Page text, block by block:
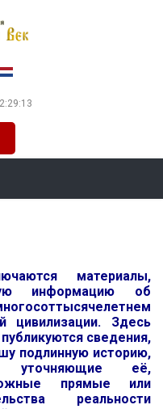
материалы,
информацию об
Здесь
сведения,
подлинную историю,
уточняющие её,
прямые или
реальности